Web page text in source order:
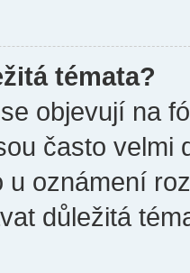
témata?
objevují na
často velmi
u oznámení
důležitá